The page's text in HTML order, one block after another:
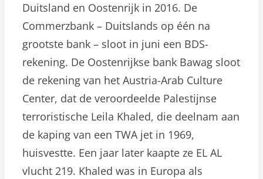
Duitsland en Oostenrijk in 2016. De
Commerzbank – Duitslands op één na
grootste bank – sloot in juni een BDS-
rekening. De Oostenrijkse bank Bawag sloot
de rekening van het Austria-Arab Culture
Center, dat de veroordeelde Palestijnse
terroristische Leila Khaled, die deelnam aan
de kaping van een TWA jet in 1969,
huisvestte. Een jaar later kaapte ze EL AL
vlucht 219. Khaled was in Europa als